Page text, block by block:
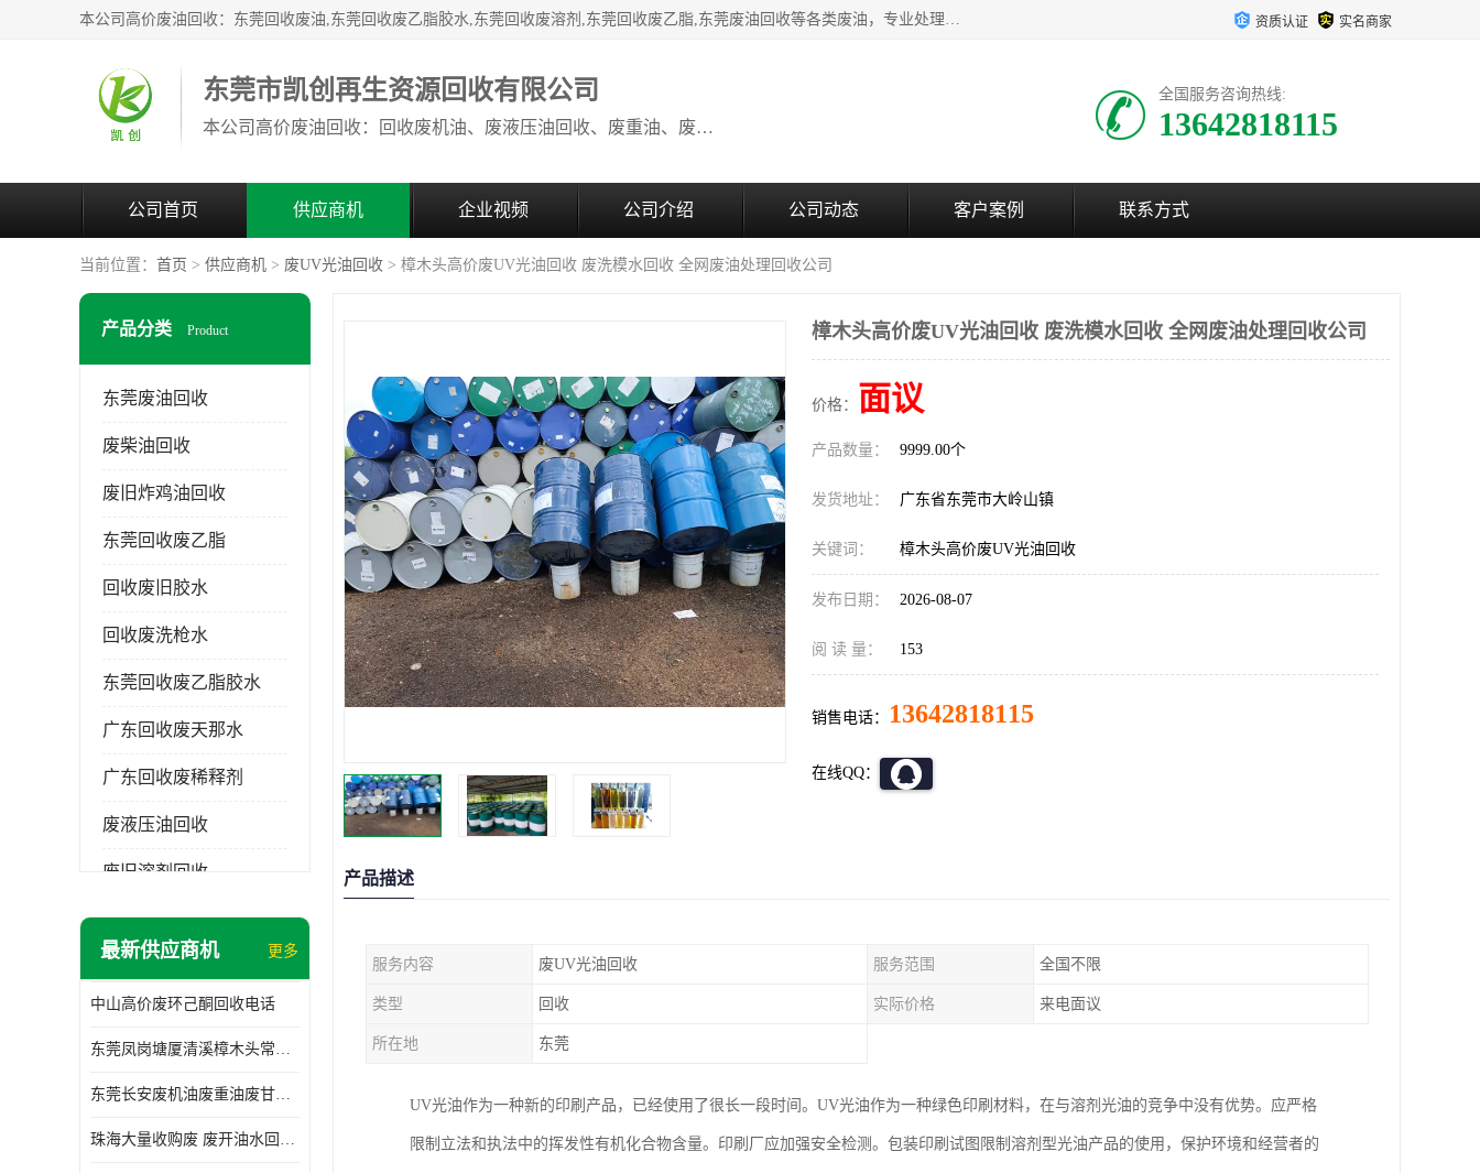
本公司高价废油回收：东莞回收废油,东莞回收废乙脂胶水,东莞回收废溶剂,东莞回收废乙脂,东莞废油回收等各类废油，专业处理从事化工产品研发与销售的综合型高科技服务性企业。我公司自成立以来，一直秉承“科技创新，立足诚信，感恩于心”的理念，力求设计与客户合作共赢的局面。在广大新老客户的大力支持下，我公司员工经过不懈努力，公司已快速发展成为国内知名化工企业。 资质认证 实名商家
东莞市凯创再生资源回收有限公司
本公司高价废油回收：回收废机油、废液压油回收、废重油、废食用油回收、废导热油、废、废油漆、废UV光油、废清、废白矿油、废变压器油
全国服务咨询热线:
13642818115
公司首页 供应商机 企业视频 公司介绍 公司动态 客户案例 联系方式
当前位置： 首页 > 供应商机 > 废UV光油回收 > 樟木头高价废UV光油回收 废洗模水回收 全网废油处理回收公司
产品分类 Product
东莞废油回收
废柴油回收
废旧炸鸡油回收
东莞回收废乙脂
回收废旧胶水
回收废洗枪水
东莞回收废乙脂胶水
广东回收废天那水
广东回收废稀释剂
废液压油回收
废旧溶剂回收
东莞回收废溶剂
废三氯乙烯回收
废混合溶剂回收
最新供应商机 更多
中山高价废环己酮回收电话
东莞凤岗塘厦清溪樟木头常平废液压油 废火花机油 废 废切削油 废齿轮油 废导轨油 废螺杆油
东莞长安废机油废重油废甘油废矿物油废燃料油废废润滑油废火花机油废油废齿轮油
珠海大量收购废 废开油水回收废酒精废废乙酯胶水废洗枪水废开油水废二废三氯丁脂乙脂废甲
樟木头高价废UV光油回收 废洗模水回收 全网废油处理回收公司
价格： 面议
产品数量： 9999.00个
发货地址： 广东省东莞市大岭山镇
关键词： 樟木头高价废UV光油回收
发布日期： 2026-08-07
阅 读 量： 153
销售电话： 13642818115
在线QQ：
产品描述
服务内容 废UV光油回收 服务范围 全国不限
类型 回收 实际价格 来电面议
所在地 东莞
UV光油作为一种新的印刷产品，已经使用了很长一段时间。UV光油作为一种绿色印刷材料，在与溶剂光油的竞争中没有优势。应严格
限制立法和执法中的挥发性有机化合物含量。印刷厂应加强安全检测。包装印刷试图限制溶剂型光油产品的使用，保护环境和经营者的